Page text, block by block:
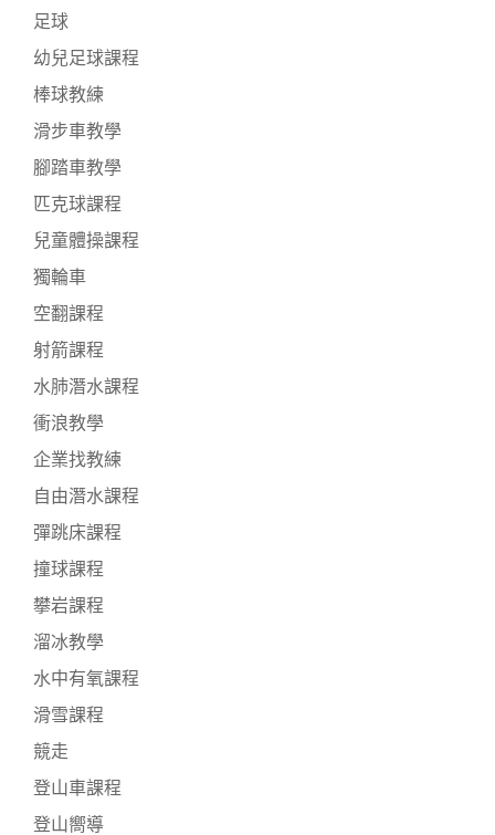
足球
幼兒足球課程
棒球教練
滑步車教學
腳踏車教學
匹克球課程
兒童體操課程
獨輪車
空翻課程
射箭課程
水肺潛水課程
衝浪教學
企業找教練
自由潛水課程
彈跳床課程
撞球課程
攀岩課程
溜冰教學
水中有氧課程
滑雪課程
競走
登山車課程
登山嚮導